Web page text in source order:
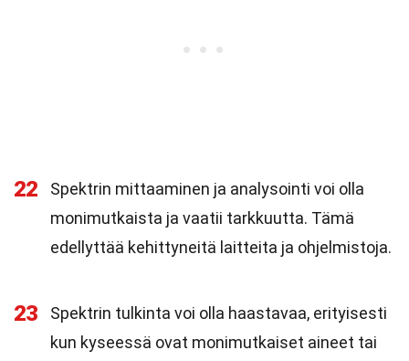
22
Spektrin mittaaminen ja analysointi voi olla
monimutkaista ja vaatii tarkkuutta. Tämä
edellyttää kehittyneitä laitteita ja ohjelmistoja.
23
Spektrin tulkinta voi olla haastavaa, erityisesti
kun kyseessä ovat monimutkaiset aineet tai